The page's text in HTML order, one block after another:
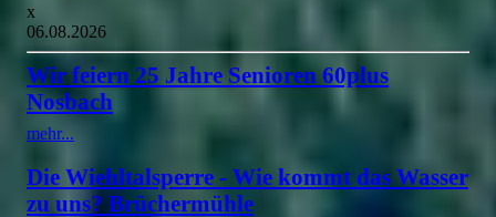
x
06.08.2026
Wir feiern 25 Jahre Senioren 60plus
Nosbach
mehr...
Die Wiehltalsperre - Wie kommt das Wasser
zu uns? Brüchermühle